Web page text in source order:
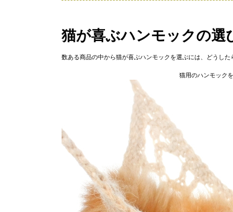
猫が喜ぶハンモックの選
数ある商品の中から猫が喜ぶハンモックを選ぶには、どうし
猫用のハンモック